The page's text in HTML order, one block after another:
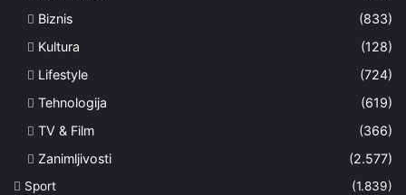
Biznis
(833)
Kultura
(128)
Lifestyle
(724)
Tehnologija
(619)
TV & Film
(366)
Zanimljivosti
(2.577)
Sport
(1.839)